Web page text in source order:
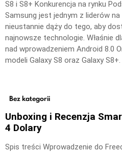
S8 i S8+ Konkurencja na rynku
Samsung jest jednym z liderów
nieustannie dąży do tego, aby
najnowsze technologie. Właśnie
nad wprowadzeniem Android 8.0
modeli Galaxy S8 oraz Galaxy
Bez kategorii
Unboxing i Recenzja
4 Dolary
Spis treści Wprowadzenie do